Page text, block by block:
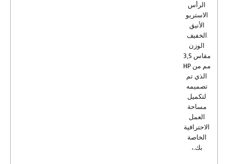
الرأس
الاستريو
الأنيق
الخفيف
الوزن
الذي تم
تصميمه
لتكميل
مساحة
العمل
الاحترافية
الخاصة
بك.،